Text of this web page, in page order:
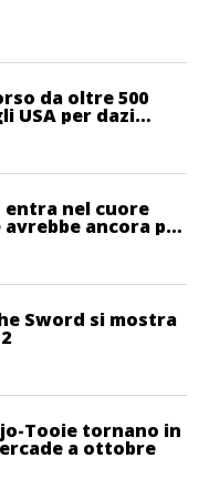
da oltre 500
USA per dazi
entra nel cuore
avrebbe ancora più
Sword si mostra
Tooie tornano in
a ottobre